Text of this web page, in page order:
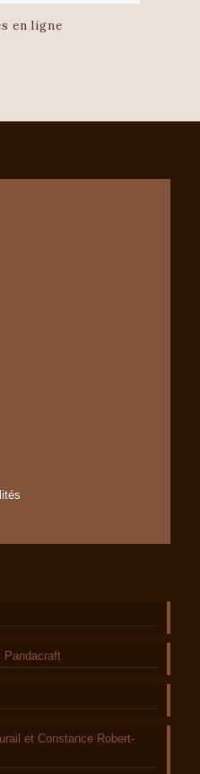
en ligne
Pandacraft
et Constance Robert-